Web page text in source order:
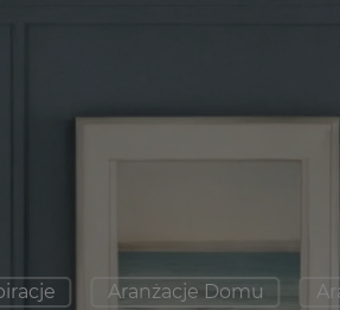
Aranżacje Domu